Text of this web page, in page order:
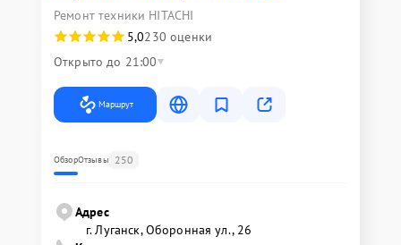
Ремонт техники HITACHI
5,0230 оценки
Открыто до 21:00
Маршрут
ОбзорОтзывы 250
Адрес
г. Луганск, Оборонная ул., 26